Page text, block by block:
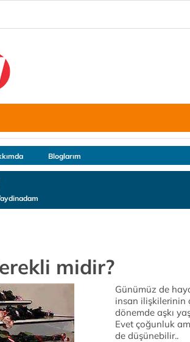
Bloglarım
midir?
Günümüz de
insan ilişkilerinin
dönemde aşkı
Evet çoğunluk
de düşünebilir..